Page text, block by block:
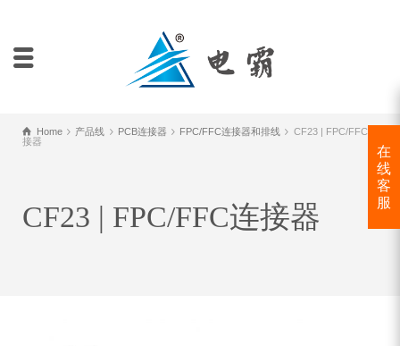
Home 产品线 PCB连接器 FPC/FFC连接器和排线
CF23 | FPC/FFC连
接器
CF23 | FPC/FFC连接器
在
线
客
服